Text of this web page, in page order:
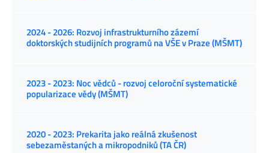
2024 - 2026: Rozvoj infrastrukturního zázemí
doktorských studijních programů na VŠE v Praze (MŠMT)
2023 - 2023: Noc vědců - rozvoj celoroční systematické
popularizace vědy (MŠMT)
2020 - 2023: Prekarita jako reálná zkušenost
sebezaměstaných a mikropodniků (TA ČR)